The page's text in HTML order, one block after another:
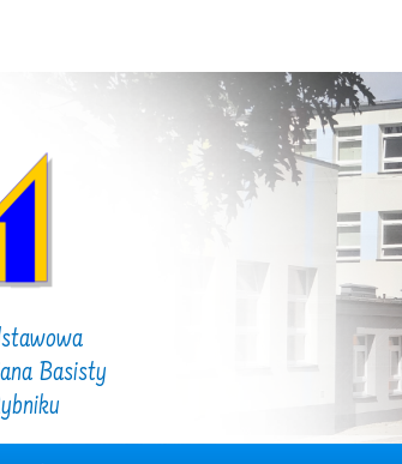
Basisty